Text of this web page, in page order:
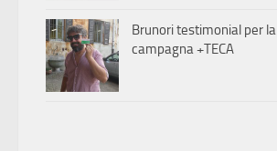
Brunori testimonial per la
campagna +TECA